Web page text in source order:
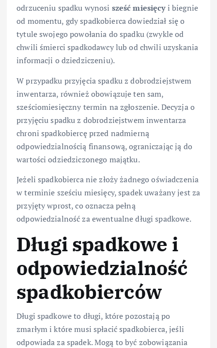
odrzuceniu spadku wynosi sześć miesięcyi biegnie
od momentu, gdy spadkobierca dowiedział się o
tytule swojego powołania do spadku (zwykle od
chwili śmierci spadkodawcy lub od chwili uzyskania
informacji o dziedziczeniu).
W przypadku przyjęcia spadku z dobrodziejstwem
inwentarza, również obowiązuje ten sam,
sześciomiesięczny termin na zgłoszenie. Decyzja o
przyjęciu spadku z dobrodziejstwem inwentarza
chroni spadkobiercę przed nadmierną
odpowiedzialnością finansową, ograniczając ją do
wartości odziedziczonego majątku.
Jeżeli spadkobierca nie złoży żadnego oświadczenia
w terminie sześciu miesięcy, spadek uważany jest za
przyjęty wprost, co oznacza pełną
odpowiedzialność za ewentualne długi spadkowe.
Długi spadkowe i
odpowiedzialność
spadkobierców
Długi spadkowe to długi, które pozostają po
zmarłym i które musi spłacić spadkobierca, jeśli
odpowiada za spadek. Mogą to być zobowiązania